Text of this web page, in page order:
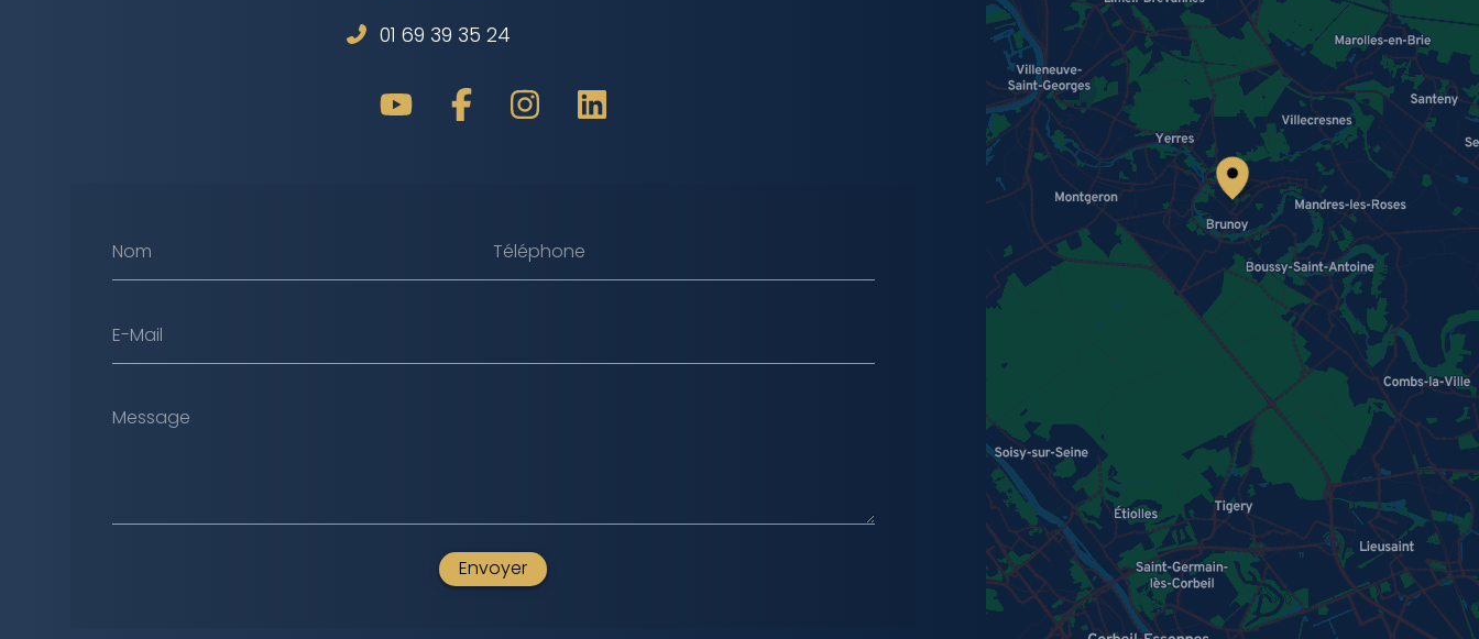
Nom Téléphone
E-Mail
Message
Envoyer
01 69 39 35 24